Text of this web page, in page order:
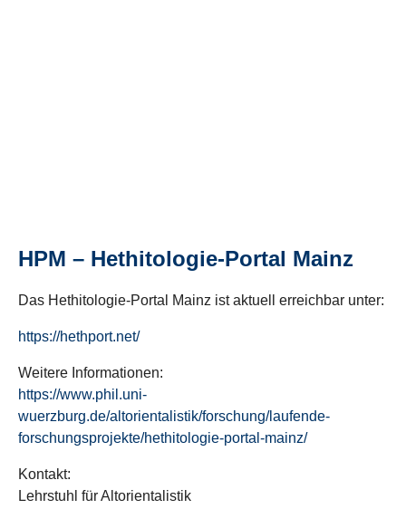
HPM – Hethitologie-Portal Mainz
Das Hethitologie-Portal Mainz ist aktuell erreichbar unter:
https://hethport.net/
Weitere Informationen:
https://www.phil.uni-
wuerzburg.de/altorientalistik/forschung/laufende-
forschungsprojekte/hethitologie-portal-mainz/
Kontakt:
Lehrstuhl für Altorientalistik